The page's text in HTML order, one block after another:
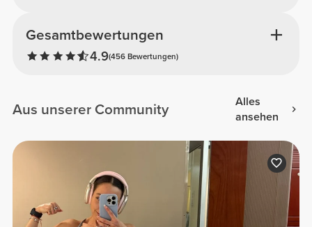
Gesamtbewertungen
4.9(456 Bewertungen)
Aus unserer Community
Alles
ansehen